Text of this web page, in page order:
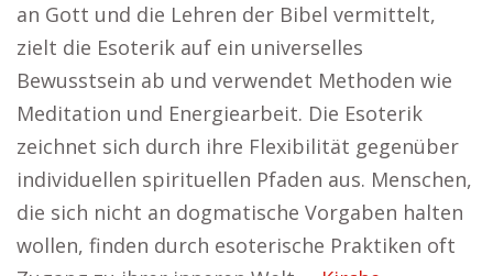
an Gott und die Lehren der Bibel vermittelt,
zielt die Esoterik auf ein universelles
Bewusstsein ab und verwendet Methoden wie
Meditation und Energiearbeit. Die Esoterik
zeichnet sich durch ihre Flexibilität gegenüber
individuellen spirituellen Pfaden aus. Menschen,
die sich nicht an dogmatische Vorgaben halten
wollen, finden durch esoterische Praktiken oft